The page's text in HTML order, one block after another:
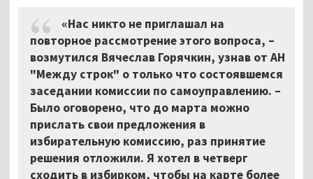
«Нас никто не приглашал на
повторное рассмотрение этого вопроса, –
возмутился Вячеслав Горячкин, узнав от АН
"Между строк" о только что состоявшемся
заседании комиссии по самоуправлению. –
Было оговорено, что до марта можно
прислать свои предложения в
избирательную комиссию, раз принятие
решения отложили. Я хотел в четверг
сходить в избирком, чтобы на карте более